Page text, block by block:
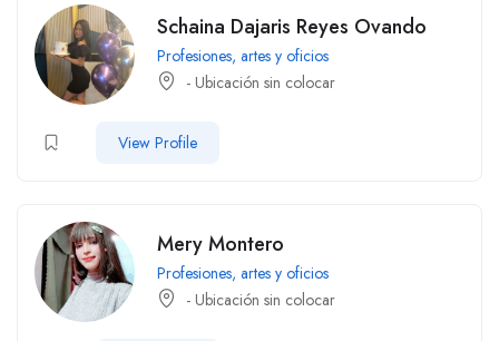
Schaina Dajaris Reyes Ovando
Profesiones, artes y oficios
- Ubicación sin colocar
View Profile
Mery Montero
Profesiones, artes y oficios
- Ubicación sin colocar